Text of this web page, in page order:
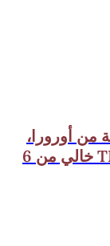
من أورورا،
جل مخصص خالي من مادة TPO خالي من 6